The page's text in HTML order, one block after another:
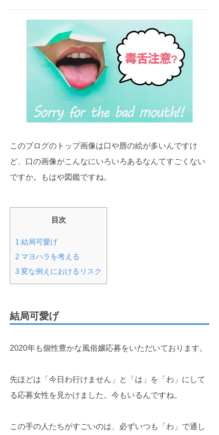
このブログのトップ画像は口や唇の絵が多いんですけ
ど、口の画像がこんなにいろいろあるなんてすごくない
ですか。もはや図鑑ですね。
目次
1 結局可愛げ
2 マヨハラを考える
3 変な例えにおけるリスク
結局可愛げ
2020年も個性豊かな風俗嬢応募をいただいております。
先ほどは「今日わ行けません」と「は」を「わ」にして
る応募女性を見かけました。今もいるんですね。
この手の人たちがすごいのは、必ずいつも「わ」で通し